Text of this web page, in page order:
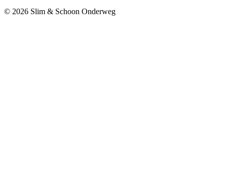
© 2026 Slim & Schoon Onderweg